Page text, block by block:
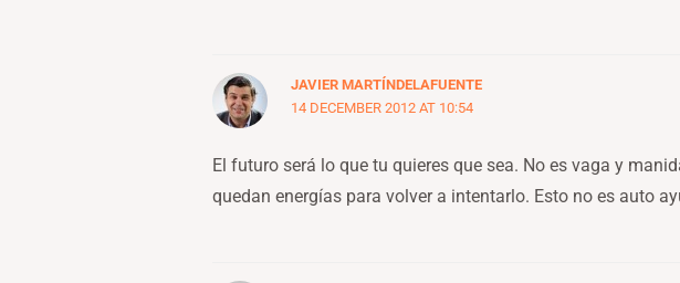
JAVIER MARTÍNDELAFUENTE
14 DECEMBER 2012 AT 10:54
El futuro será lo que tu quieres que sea. No es vaga y
quedan energías para volver a intentarlo. Esto no es auto